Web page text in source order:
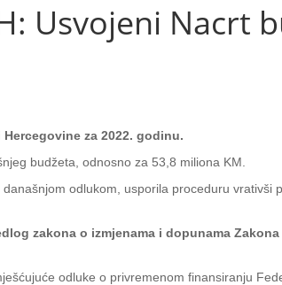
Usvojeni Nacrt
za 2022. godinu.
budžeta, odnosno za 53,8 miliona KM.
odlukom, usporila proceduru vrativši
zakona o izmjenama i dopunama
odluke o privremenom finansiranju